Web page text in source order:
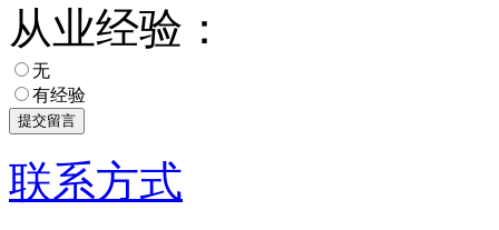
从业经验：
无
有经验
联系方式